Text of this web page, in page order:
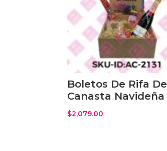
Boletos De Rifa De
Canasta Navideña
$2,079.00